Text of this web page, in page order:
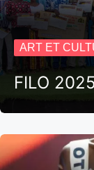
ART ET
FILO